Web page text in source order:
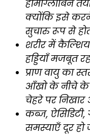
हीमोग्लोबिन
क्योंकि इसे करने
सुचारु रूप से
शरीर में
हड्डियाँ मजबूत
प्राण वायु का
आँखो के नीचे के
चेहरे पर निखार
कब्ज,
समस्याएँ दूर हो